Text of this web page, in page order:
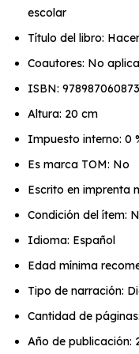
escolar
Título del libro:
Coautores: No aplica
ISBN:
Altura: 20 cm
Impuesto interno: 0
Es marca TOM: No
Escrito en imprenta
Condición del ítem:
Idioma: Español
Edad mínima
Tipo de narración:
Cantidad de
Año de publicación: